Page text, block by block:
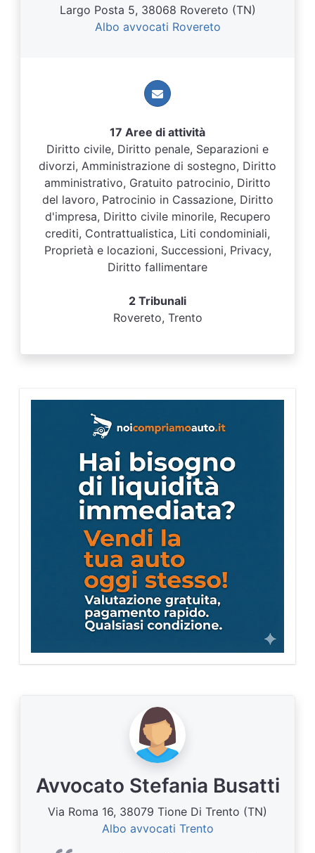
Largo Posta 5, 38068 Rovereto (TN)
Albo avvocati Rovereto
17 Aree di attività
Diritto civile, Diritto penale, Separazioni e
divorzi, Amministrazione di sostegno, Diritto
amministrativo, Gratuito patrocinio, Diritto
del lavoro, Patrocinio in Cassazione, Diritto
d'impresa, Diritto civile minorile, Recupero
crediti, Contrattualistica, Liti condominiali,
Proprietà e locazioni, Successioni, Privacy,
Diritto fallimentare
2 Tribunali
Rovereto, Trento
Avvocato Stefania Busatti
Via Roma 16, 38079 Tione Di Trento (TN)
Albo avvocati Trento